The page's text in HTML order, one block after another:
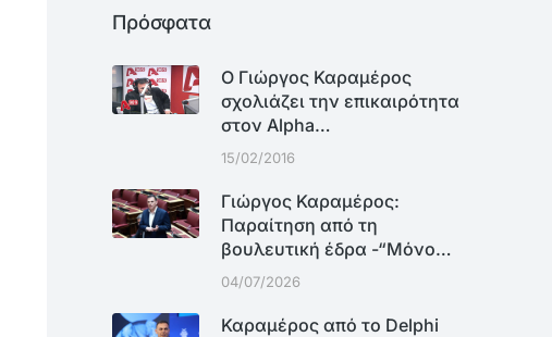
Πρόσφατα
Ο Γιώργος Καραμέρος
σχολιάζει την επικαιρότητα
στον Alpha…
15/02/2016
Γιώργος Καραμέρος:
Παραίτηση από τη
βουλευτική έδρα -“Μόνο…
04/07/2026
Καραμέρος από το Delphi